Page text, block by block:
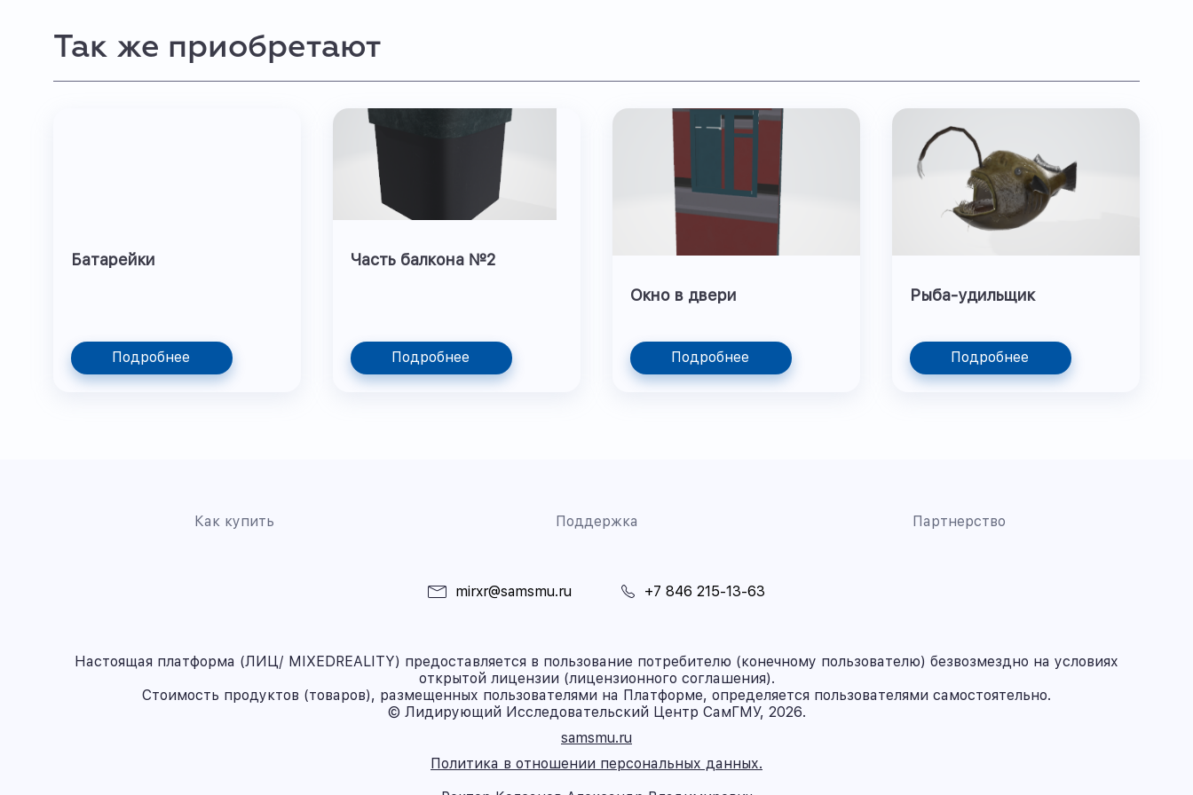
Так же приобретают
Батарейки
Подробнее
Часть балкона №2
Подробнее
Окно в двери
Подробнее
Рыба-удильщик
Подробнее
Как купить Поддержка Партнерство
mirxr@samsmu.ru +7 846 215-13-63
Настоящая платформа (ЛИЦ/ MIXEDREALITY) предоставляется в пользование потребителю (конечному пользователю) безвозмездно на условиях
открытой лицензии (лицензионного соглашения).
Стоимость продуктов (товаров), размещенных пользователями на Платформе, определяется пользователями самостоятельно.
© Лидирующий Исследовательский Центр СамГМУ, 2026.
samsmu.ru
Политика в отношении персональных данных.